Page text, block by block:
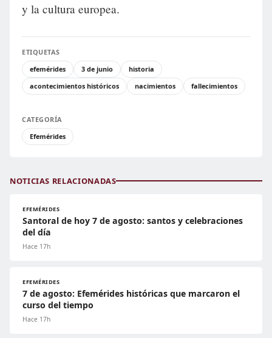
y la cultura europea.
ETIQUETAS
efemérides
3 de junio
historia
acontecimientos históricos
nacimientos fallecimientos
CATEGORÍA
Efemérides
NOTICIAS RELACIONADAS
EFEMÉRIDES
Santoral de hoy 7 de agosto: santos y celebraciones
del día
Hace 17h
EFEMÉRIDES
7 de agosto: Efemérides históricas que marcaron el
curso del tiempo
Hace 17h